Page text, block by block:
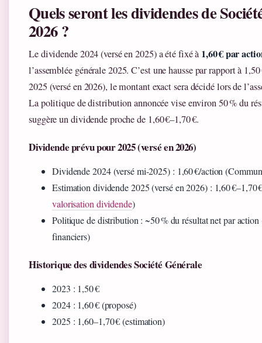
Quels seront les dividendes de
2026 ?
Le dividende 2024 (versé en 2025) a été fixé à 1,60 € par
l’assemblée générale 2025. C’est une hausse par rapport à
2025 (versé en 2026), le montant exact sera décidé lors de
La politique de distribution annoncée vise environ 50 % du
suggère un dividende proche de 1,60 €–1,70 €.
Dividende prévu pour 2025 (versé en 2026)
Dividende 2024 (versé mi-2025) : 1,60 €/action
Estimation dividende 2025 (versé en 2026) : 1,60 €–1,70
valorisation dividende)
Politique de distribution : ~50 % du résultat net par action
financiers)
Historique des dividendes Société Générale
2023 : 1,50 €
2024 : 1,60 € (proposé)
2025 : 1,60–1,70 € (estimation)